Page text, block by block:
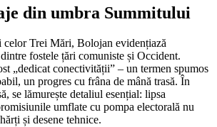
din umbra Summitului
Trei Mări, Bolojan evidențiază
fostele țări comuniste și Occident.
„dedicat conectivității” – un termen spumos
un progres cu frâna de mână trasă. În
se lămurește detaliul esențial: lipsa
umflate cu pompa electorală nu
și desene tehnice.